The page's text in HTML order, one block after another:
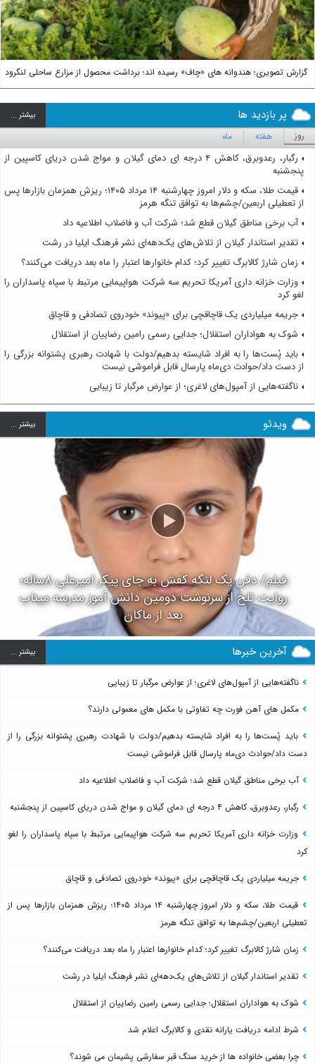
گزارش تصویری؛ هندوانه های «چاف» رسیده اند؛ برداشت محصول از مزارع ساحلی لنگرود
پر بازدید ها بيشتر ...
روز هفته ماه
رگبار، رعدوبرق، کاهش ۴ درجه ای دمای گیلان و مواج شدن دریای کاسپین از
پنجشنبه
قیمت طلا، سکه و دلار امروز چهارشنبه ۱۴ مرداد ۱۴۰۵؛ ریزش همزمان بازارها پس
از تعطیلی اربعین/چشم‌ها به توافق تنگه هرمز
آب برخی مناطق گیلان قطع شد؛ شرکت آب و فاضلاب اطلاعیه داد
تقدیر استاندار گیلان از تلاش‌های یک‌دهه‌ای نشر فرهنگ ایلیا در رشت
زمان شارژ کالابرگ تغییر کرد؛ کدام خانوارها اعتبار را ماه بعد دریافت می‌کنند؟
وزارت خزانه داری آمریکا تحریم سه شرکت هواپیمایی مرتبط با سپاه پاسداران را
لغو کرد
جریمه میلیاردی یک قاچاقچی برای «پیوند» خودروی تصادفی و قاچاق
شوک به هواداران استقلال؛ جدایی رسمی رامین رضاییان از استقلال
باید پُست‌ها را به افراد شایسته بدهیم/دولت با شهادت رهبری پشتوانه بزرگی را
از دست داد/حوادث دی‌ماه پارسال قابل فراموشی نیست
ناگفته‌هایی از آمپول‌های لاغری؛ از عوارض مرگبار تا زیبایی
ویدئو بيشتر ...
فیلم/ دفن یک لنگه کفش به جای پیکر امیرعلی ۸ساله؛
روایت تلخ از سرنوشت دومین دانش آموز مدرسه میناب
بعد از ماکان
آخرین خبرها بيشتر ...
ناگفته‌هایی از آمپول‌های لاغری؛ از عوارض مرگبار تا زیبایی
مکمل های آهن فورت چه تفاوتی با مکمل های معمولی دارند؟
باید پُست‌ها را به افراد شایسته بدهیم/دولت با شهادت رهبری پشتوانه بزرگی را از
دست داد/حوادث دی‌ماه پارسال قابل فراموشی نیست
آب برخی مناطق گیلان قطع شد؛ شرکت آب و فاضلاب اطلاعیه داد
رگبار، رعدوبرق، کاهش ۴ درجه ای دمای گیلان و مواج شدن دریای کاسپین از پنجشنبه
وزارت خزانه داری آمریکا تحریم سه شرکت هواپیمایی مرتبط با سپاه پاسداران را لغو
کرد
جریمه میلیاردی یک قاچاقچی برای «پیوند» خودروی تصادفی و قاچاق
قیمت طلا، سکه و دلار امروز چهارشنبه ۱۴ مرداد ۱۴۰۵؛ ریزش همزمان بازارها پس از
تعطیلی اربعین/چشم‌ها به توافق تنگه هرمز
زمان شارژ کالابرگ تغییر کرد؛ کدام خانوارها اعتبار را ماه بعد دریافت می‌کنند؟
تقدیر استاندار گیلان از تلاش‌های یک‌دهه‌ای نشر فرهنگ ایلیا در رشت
شوک به هواداران استقلال؛ جدایی رسمی رامین رضاییان از استقلال
شرط ادامه دریافت یارانه نقدی و کالابرگ اعلام شد
چرا بعضی خانواده ها از خرید سنگ قبر سفارشی پشیمان می شوند؟